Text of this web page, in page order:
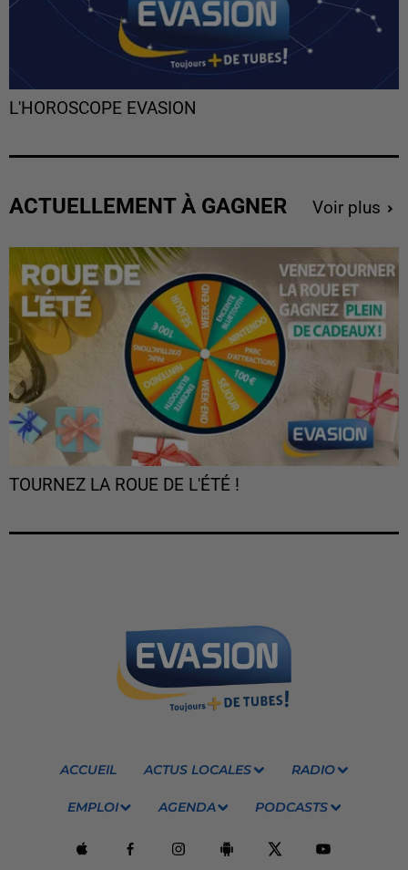
L'HOROSCOPE EVASION
ACTUELLEMENT À GAGNER Voir plus
TOURNEZ LA ROUE DE L'ÉTÉ !
ACCUEIL ACTUS LOCALES RADIO
EMPLOI AGENDA PODCASTS